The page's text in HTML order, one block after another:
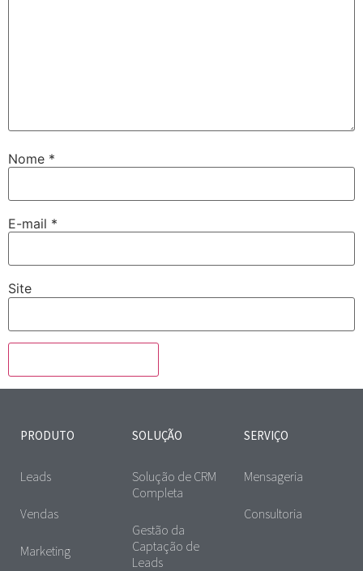
Nome *
E-mail *
Site
PRODUTO
Leads
Vendas
Marketing
SOLUÇÃO
Solução de CRM
Completa
Gestão da
Captação de
Leads
SERVIÇO
Mensageria
Consultoria